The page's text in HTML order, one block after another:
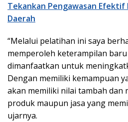
Tekankan Pengawasan
Daerah
“Melalui pelatihan ini saya
memperoleh keterampilan
dimanfaatkan untuk
Dengan memiliki kemampuan
akan memiliki nilai tambah dan
produk maupun jasa yang
ujarnya.